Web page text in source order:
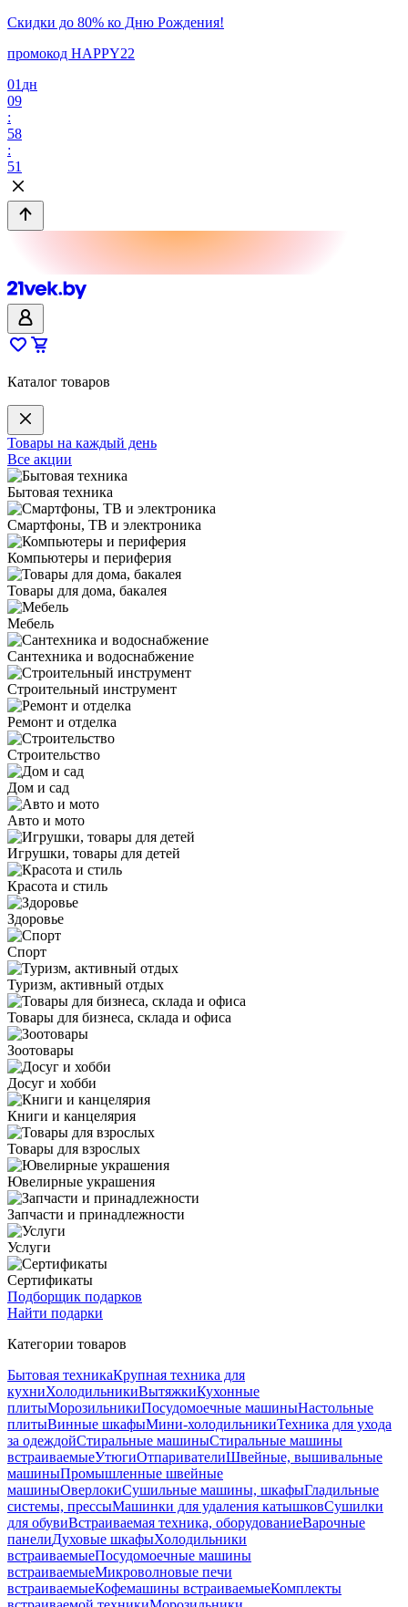
Скидки до 80% ко Дню Рождения!
промокод HAPPY22
01 дн
09
:
58
:
51
Каталог товаров
Товары на каждый день
Все акции
Бытовая техника
Смартфоны, ТВ и электроника
Компьютеры и периферия
Товары для дома, бакалея
Мебель
Сантехника и водоснабжение
Строительный инструмент
Ремонт и отделка
Строительство
Дом и сад
Авто и мото
Игрушки, товары для детей
Красота и стиль
Здоровье
Спорт
Туризм, активный отдых
Товары для бизнеса, склада и офиса
Зоотовары
Досуг и хобби
Книги и канцелярия
Товары для взрослых
Ювелирные украшения
Запчасти и принадлежности
Услуги
Сертификаты
Подборщик подарков
Найти подарки
Категории товаров
Бытовая техникаКрупная техника для
кухниХолодильникиВытяжкиКухонные
плитыМорозильникиПосудомоечные машиныНастольные
плитыВинные шкафыМини-холодильникиТехника для ухода
за одеждойСтиральные машиныСтиральные машины
встраиваемыеУтюгиОтпаривателиШвейные, вышивальные
машиныПромышленные швейные
машиныОверлокиСушильные машины, шкафыГладильные
системы, прессыМашинки для удаления катышковСушилки
для обувиВстраиваемая техника, оборудованиеВарочные
панелиДуховые шкафыХолодильники
встраиваемыеПосудомоечные машины
встраиваемыеМикроволновые печи
встраиваемыеКофемашины встраиваемыеКомплекты